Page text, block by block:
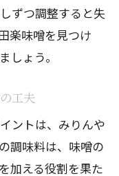
ずつ調整すると失
楽味噌を見つけ
しょう。
工夫
ントは、みりんや
調味料は、味噌の
加える役割を果た